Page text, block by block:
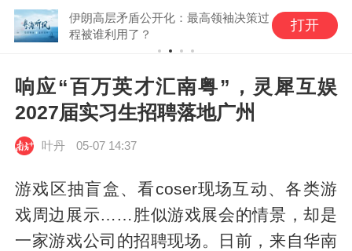
伊朗高层矛盾公开化：最高领袖决策过
程被谁利用了？
打开
响应“百万英才汇南粤”，灵犀互娱
2027届实习生招聘落地广州
叶丹 05-07 14:37
游戏区抽盲盒、看coser现场互动、各类游
戏周边展示……胜似游戏展会的情景，却是
一家游戏公司的招聘现场。日前，来自华南